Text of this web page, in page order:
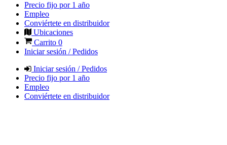
Precio fijo por 1 año
Empleo
Conviértete en distribuidor
Ubicaciones
Carrito 0
Iniciar sesión / Pedidos
Iniciar sesión / Pedidos
Precio fijo por 1 año
Empleo
Conviértete en distribuidor